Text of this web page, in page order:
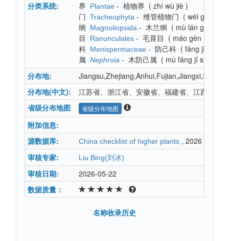
分类系统:
界 Plantae - 植物界 ( zhí wù jiè )
门 Tracheophyta - 维管植物门 ( wéi guǎn
纲
Magnoliopsida - 木兰纲 ( mù lán gāng
目
Ranunculales - 毛茛目 ( máo gèn mù
科 Menispermaceae - 防己科 ( fáng jǐ kē
属 Nephroia - 木防己属 ( mù fáng jǐ shǔ
分布地:
分布地(中文):
江苏省、浙江省、安徽省、福建省、江西省、
省级分布地图
省级分布地图
附加信息:
源数据库:
China checklist of higher plants , 2026
审核专家:
Liu Bing(刘冰)
审核日期:
2026-05-22
数据质量：
名称收录历史